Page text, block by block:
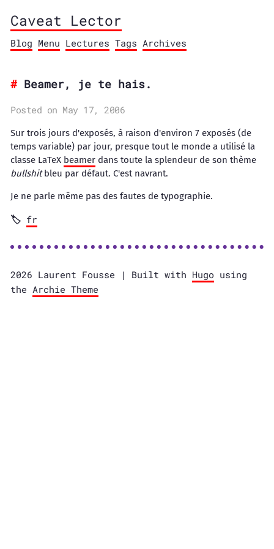
Caveat Lector
Blog Menu Lectures Tags Archives
Beamer, je te hais.
Posted on May 17, 2006
Sur trois jours d'exposés, à raison d'environ 7 exposés (de
temps variable) par jour, presque tout le monde a utilisé la
classe LaTeX beamer dans toute la splendeur de son thème
bullshitbleu par défaut. C'est navrant.
Je ne parle même pas des fautes de typographie.
fr
2026 Laurent Fousse | Built with Hugo using
the Archie Theme